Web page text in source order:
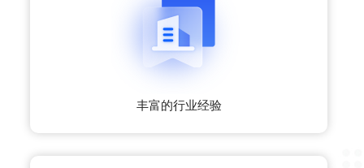
丰富的行业经验